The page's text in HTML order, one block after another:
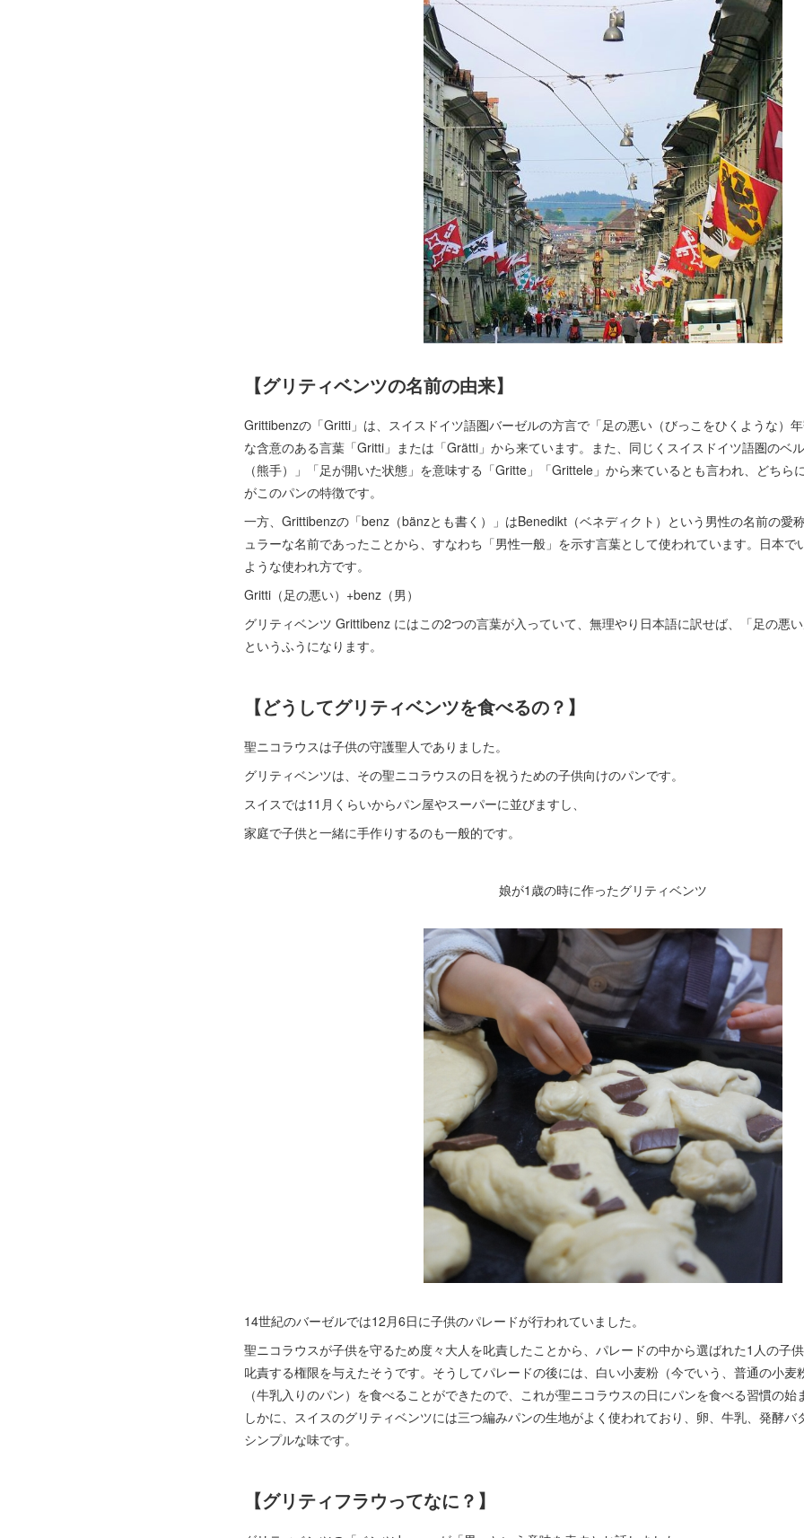
【グリティベンツの名前の由来】
Grittibenzの「Gritti」は、スイスドイツ語圏バーゼルの方言で「足の悪い（びっこをひくような）
な含意のある言葉「Gritti」または「Grätti」から来ています。また、同じくスイスドイツ語圏のベ
（熊手）」「足が開いた状態」を意味する「Gritte」「Grittele」から来ているとも言われ、どちら
がこのパンの特徴です。
一方、Grittibenzの「benz（bänzとも書く）」はBenedikt（ベネディクト）という男性の名前の愛
ュラーな名前であったことから、すなわち「男性一般」を示す言葉として使われています。日本
ような使われ方です。
Gritti（足の悪い）+benz（男）
グリティベンツ Grittibenz にはこの2つの言葉が入っていて、無理やり日本語に訳せば、「足の悪
というふうになります。
【どうしてグリティベンツを食べるの？】
聖ニコラウスは子供の守護聖人でありました。
グリティベンツは、その聖ニコラウスの日を祝うための子供向けのパンです。
スイスでは11月くらいからパン屋やスーパーに並びますし、
家庭で子供と一緒に手作りするのも一般的です。
娘が1歳の時に作ったグリティベンツ
14世紀のバーゼルでは12月6日に子供のパレードが行われていました。
聖ニコラウスが子供を守るため度々大人を叱責したことから、パレードの中から選ばれた1人の子
叱責する権限を与えたそうです。そうしてパレードの後には、白い小麦粉（今でいう、普通の小麦
（牛乳入りのパン）を食べることができたので、これが聖ニコラウスの日にパンを食べる習慣の
しかに、スイスのグリティベンツには三つ編みパンの生地がよく使われており、卵、牛乳、発酵
シンプルな味です。
【グリティフラウってなに？】